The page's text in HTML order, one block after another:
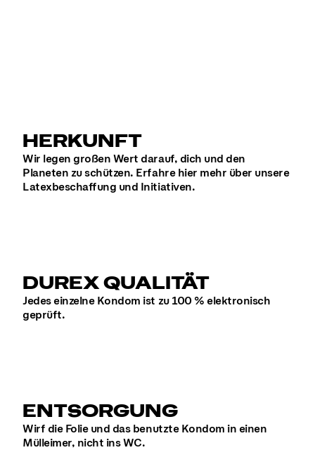
HERKUNFT
Wir legen großen Wert darauf, dich und den
Planeten zu schützen. Erfahre hier mehr über unsere
Latexbeschaffung und Initiativen.
DUREX QUALITÄT
Jedes einzelne Kondom ist zu 100 % elektronisch
geprüft.
ENTSORGUNG
Wirf die Folie und das benutzte Kondom in einen
Mülleimer, nicht ins WC.